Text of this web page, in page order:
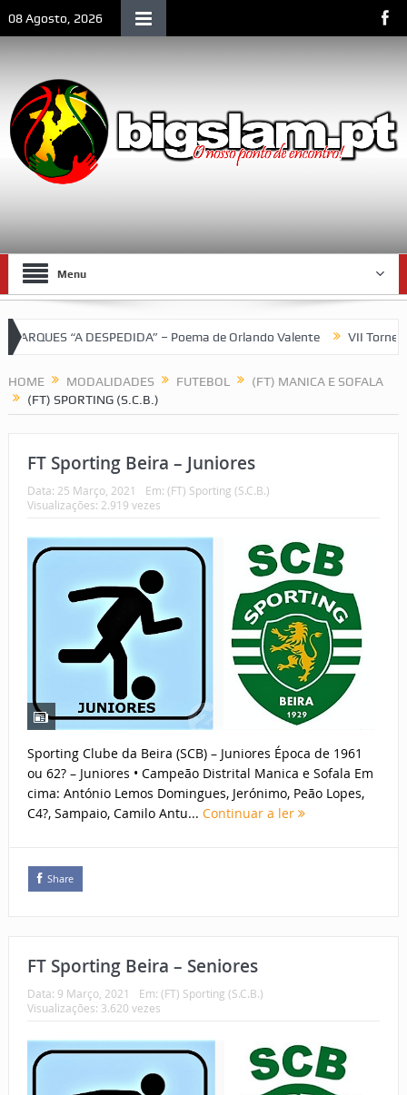
08 Agosto, 2026
Menu
“A DESPEDIDA” – Poema de Orlando Valente VII Torneio
HOME MODALIDADES FUTEBOL
(FT) MANICA E SOFALA
(FT) SPORTING (S.C.B.)
FT Sporting Beira – Juniores
Data: 25 Março, 2021 Em: (FT) Sporting (S.C.B.)
Visualizações: 2.919 vezes
Sporting Clube da Beira (SCB) – Juniores Época de 1961
ou 62? – Juniores • Campeão Distrital Manica e Sofala Em
cima: António Lemos Domingues, Jerónimo, Peão Lopes,
C4?, Sampaio, Camilo Antu... Continuar a ler
Share
FT Sporting Beira – Seniores
Data: 9 Março, 2021 Em: (FT) Sporting (S.C.B.)
Visualizações: 3.620 vezes